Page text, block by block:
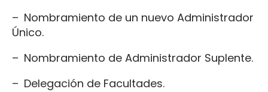
– Nombramiento de un nuevo Administrador
Único.
– Nombramiento de Administrador Suplente.
– Delegación de Facultades.